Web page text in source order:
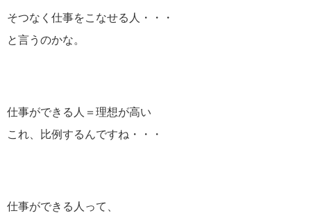
そつなく仕事をこなせる人・・・
と言うのかな。
仕事ができる人＝理想が高い
これ、比例するんですね・・・
仕事ができる人って、